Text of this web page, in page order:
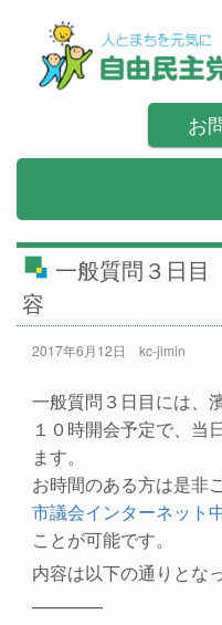
お
一般質問３日
容
2017年6月12日 kc-jimin
一般質問３日目には、
１０時開会予定で、当
ます。
お時間のある方は是非
市議会インターネット
ことが可能です。
内容は以下の通りとな
————